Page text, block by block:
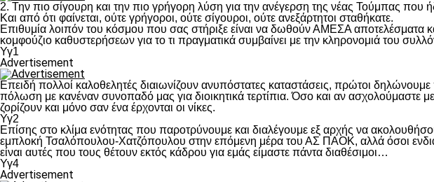
2. Την πιο σίγουρη και την πιο γρήγορη λύση για την ανέγερση της νέας Τούμπας
Και από ότι φαίνεται, ούτε γρήγοροι, ούτε σίγουροι, ούτε ανεξάρτητοι σταθήκατε.
Επιθυμία λοιπόν του κόσμου που σας στήριξε είναι να δωθούν ΑΜΕΣΑ αποτελέσματα
κομφούζιο καθυστερήσεων για το τι πραγματικά συμβαίνει με την κληρονομιά του
Υγ1
Advertisement
Επειδή πολλοί καλοθελητές διαιωνίζουν ανυπόστατες καταστάσεις, πρώτοι
πόλωση με κανέναν συνοπαδό μας για διοικητικά τερτίπια. Όσο και αν ασχολούμαστε
ζορίζουν και μόνο σαν ένα έρχονται οι νίκες.
Υγ2
Επίσης στο κλίμα ενότητας που παροτρύνουμε και διαλέγουμε εξ αρχής να
εμπλοκή Τσαλόπουλου-Χατζόπουλου στην επόμενη μέρα του ΑΣ ΠΑΟΚ, αλλά όσοι
είναι αυτές που τους θέτουν εκτός κάδρου για εμάς είμαστε πάντα διαθέσιμοι…
Υγ4
Advertisement